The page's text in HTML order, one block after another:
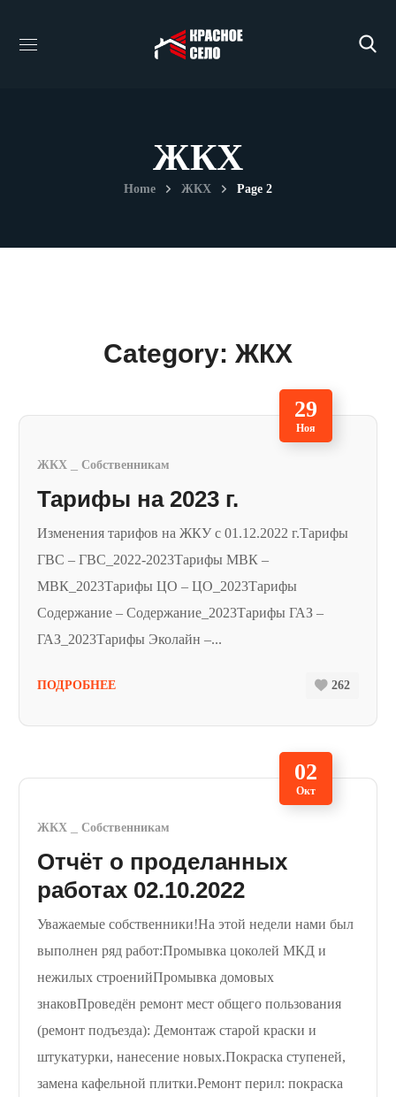
ЖКХ
Home ЖКХ Page 2
Category: ЖКХ
29
Ноя
ЖКХ Собственникам
Тарифы на 2023 г.
Изменения тарифов на ЖКУ с 01.12.2022 г.Тарифы
ГВС – ГВС_2022-2023Тарифы МВК –
МВК_2023Тарифы ЦО – ЦО_2023Тарифы
Содержание – Содержание_2023Тарифы ГАЗ –
ГАЗ_2023Тарифы Эколайн –...
ПОДРОБНЕЕ 262
02
Окт
ЖКХ Собственникам
Отчёт о проделанных
работах 02.10.2022
Уважаемые собственники!На этой недели нами был
выполнен ряд работ:Промывка цоколей МКД и
нежилых строенийПромывка домовых
знаковПроведён ремонт мест общего пользования
(ремонт подъезда): Демонтаж старой краски и
штукатурки, нанесение новых.Покраска ступеней,
замена кафельной плитки.Ремонт перил: покраска